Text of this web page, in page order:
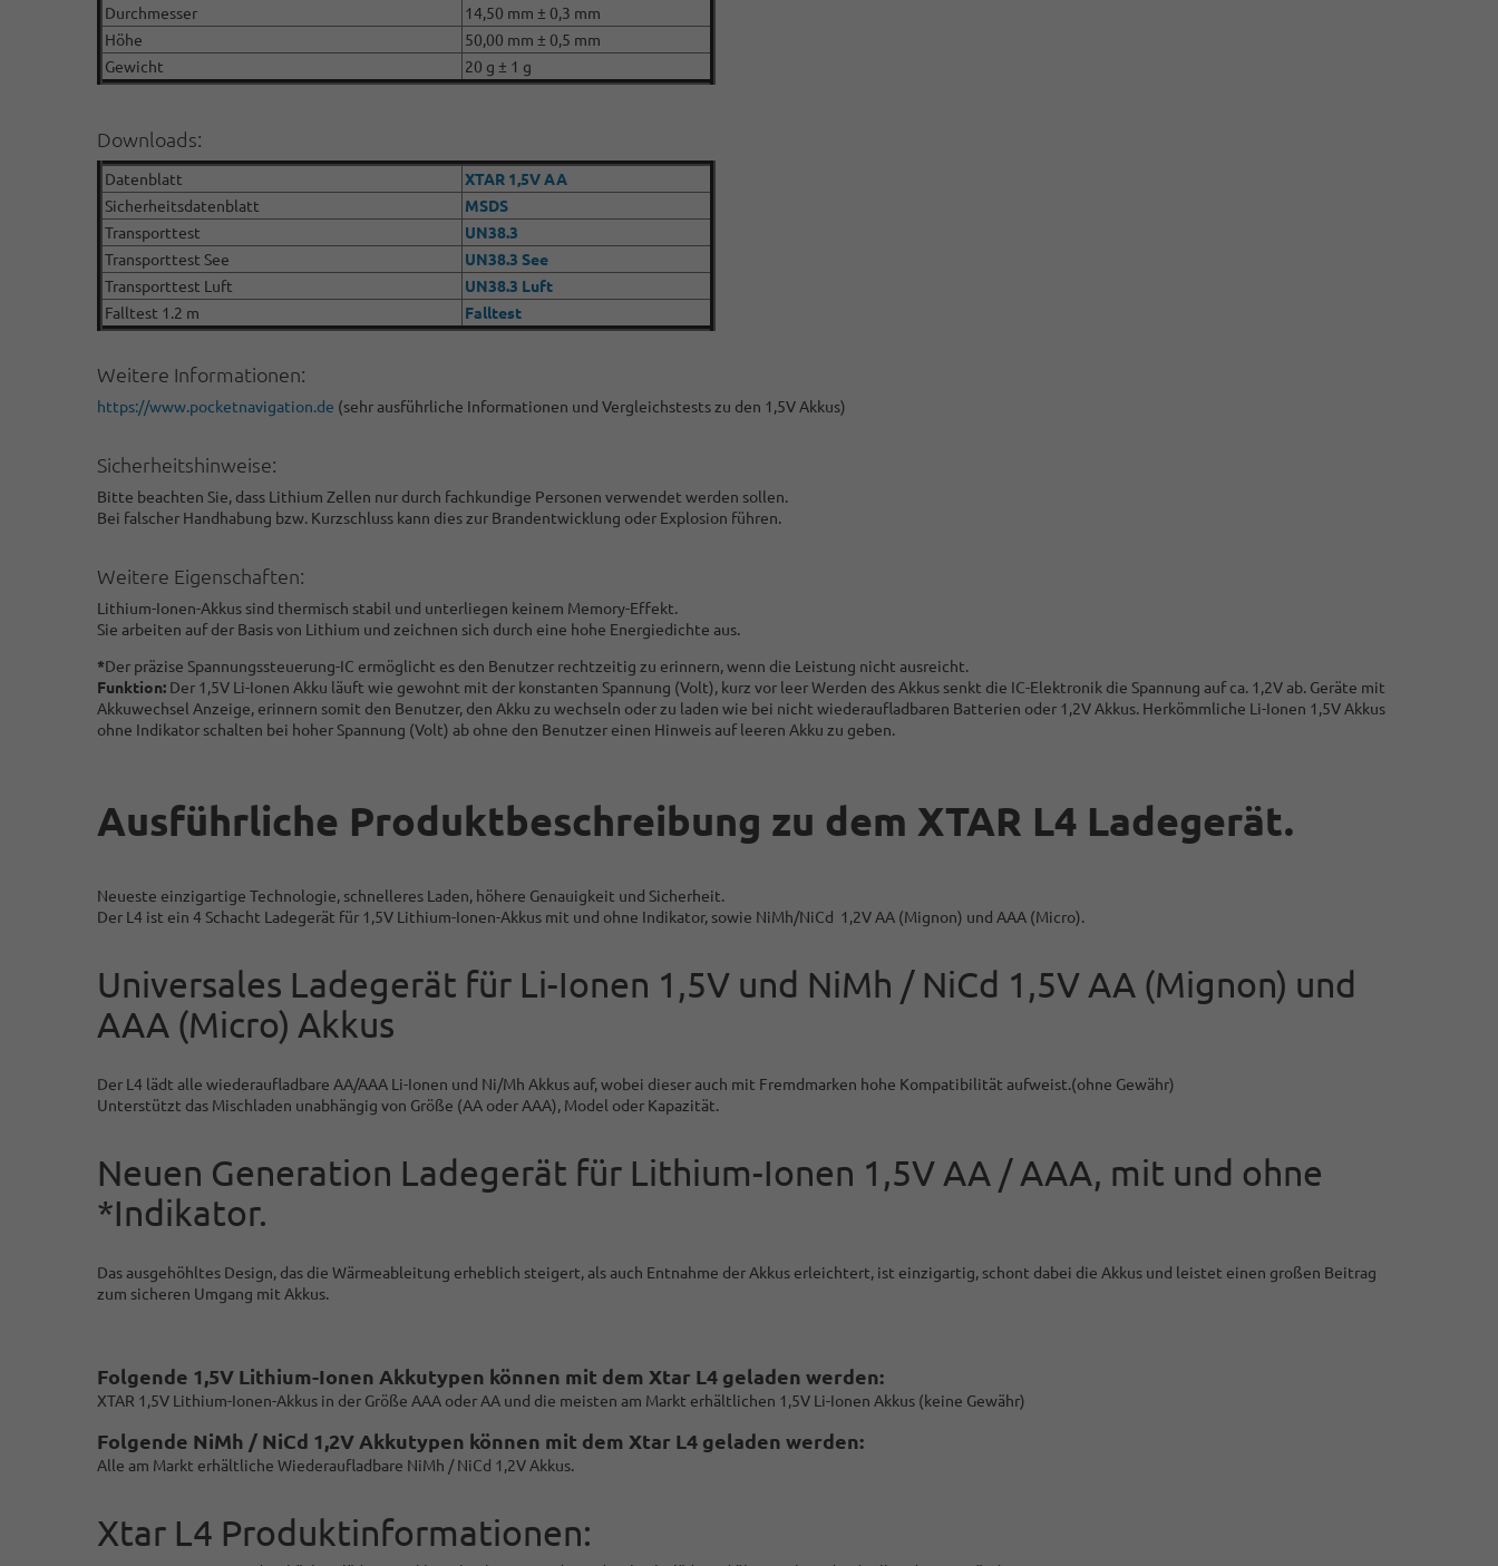
Durchmesser
14,50 mm ± 0,3 mm
Höhe
50,00 mm ± 0,5 mm
Gewicht
20 g ± 1 g
Downloads:
Datenblatt
XTAR 1,5V AA
Sicherheitsdatenblatt
MSDS
Transporttest
UN38.3
Transporttest See
UN38.3 See
Transporttest Luft
UN38.3 Luft
Falltest 1.2 m
Falltest
Weitere Informationen:
https://www.pocketnavigation.de (sehr ausführliche Informationen und Vergleichstests zu den 1,5V Akkus)
Sicherheitshinweise:
Bitte beachten Sie, dass Lithium Zellen nur durch fachkundige Personen verwendet werden sollen.
Bei falscher Handhabung bzw. Kurzschluss kann dies zur Brandentwicklung oder Explosion führen.
Weitere Eigenschaften:
Lithium-Ionen-Akkus sind thermisch stabil und unterliegen keinem Memory-Effekt.
Sie arbeiten auf der Basis von Lithium und zeichnen sich durch eine hohe Energiedichte aus.
*Der präzise Spannungssteuerung-IC ermöglicht es den Benutzer rechtzeitig zu erinnern, wenn die Leistung nicht ausreicht.
Funktion: Der 1,5V Li-Ionen Akku läuft wie gewohnt mit der konstanten Spannung (Volt), kurz vor leer Werden des Akkus senkt die IC-Elektronik die Spannung auf ca. 1,2V ab. Geräte mit
Akkuwechsel Anzeige, erinnern somit den Benutzer, den Akku zu wechseln oder zu laden wie bei nicht wiederaufladbaren Batterien oder 1,2V Akkus. Herkömmliche Li-Ionen 1,5V Akkus
ohne Indikator schalten bei hoher Spannung (Volt) ab ohne den Benutzer einen Hinweis auf leeren Akku zu geben.
Ausführliche Produktbeschreibung zu dem XTAR L4 Ladegerät.
Neueste einzigartige Technologie, schnelleres Laden, höhere Genauigkeit und Sicherheit.
Der L4 ist ein 4 Schacht Ladegerät für 1,5V Lithium-Ionen-Akkus mit und ohne Indikator, sowie NiMh/NiCd 1,2V AA (Mignon) und AAA (Micro).
Universales Ladegerät für Li-Ionen 1,5V und NiMh / NiCd 1,5V AA (Mignon) und
AAA (Micro) Akkus
Der L4 lädt alle wiederaufladbare AA/AAA Li-Ionen und Ni/Mh Akkus auf, wobei dieser auch mit Fremdmarken hohe Kompatibilität aufweist.(ohne Gewähr)
Unterstützt das Mischladen unabhängig von Größe (AA oder AAA), Model oder Kapazität.
Neuen Generation Ladegerät für Lithium-Ionen 1,5V AA / AAA, mit und ohne
*Indikator.
Das ausgehöhltes Design, das die Wärmeableitung erheblich steigert, als auch Entnahme der Akkus erleichtert, ist einzigartig, schont dabei die Akkus und leistet einen großen Beitrag
zum sicheren Umgang mit Akkus.
Folgende 1,5V Lithium-Ionen Akkutypen können mit dem Xtar L4 geladen werden:
XTAR 1,5V Lithium-Ionen-Akkus in der Größe AAA oder AA und die meisten am Markt erhältlichen 1,5V Li-Ionen Akkus (keine Gewähr)
Folgende NiMh / NiCd 1,2V Akkutypen können mit dem Xtar L4 geladen werden:
Alle am Markt erhältliche Wiederaufladbare NiMh / NiCd 1,2V Akkus.
Xtar L4 Produktinformationen: